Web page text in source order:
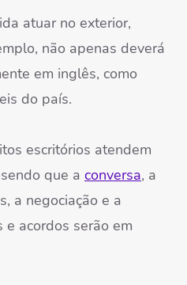
atuar no exterior,
não apenas deverá
em inglês, como
do país.
escritórios atendem
que a conversa, a
a negociação e a
acordos serão em